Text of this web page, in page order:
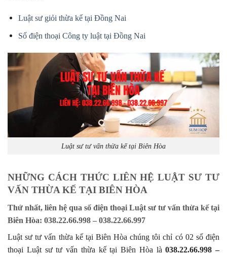
Luật sư giỏi thừa kế tại Đồng Nai
Số điện thoại Công ty luật tại Đồng Nai
Luật sư tư vấn thừa kế tại Biên Hòa
NHỮNG CÁCH THỨC LIÊN HỆ LUẬT SƯ TƯ
VẤN THỪA KẾ TẠI BIÊN HÒA
Thứ nhất, liên hệ qua số điện thoại Luật sư tư vấn thừa kế tại
Biên Hòa: 038.22.66.998 – 038.22.66.997
Luật sư tư vấn thừa kế tại Biên Hòa chúng tôi chỉ có 02 số điện
thoại Luật sư tư vấn thừa kế tại Biên Hòa là038.22.66.998 –